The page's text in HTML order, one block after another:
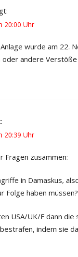
20:00 Uhr
wurde am 22.
oder andere
20:39 Uhr
Fragen zusammen:
in Damaskus,
Folge haben müssen?
USA/UK/F dann
indem sie